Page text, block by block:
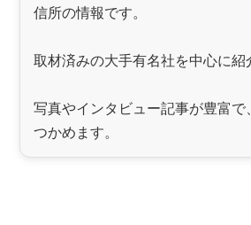
信所の情報です。
取材済みの大手有名社を中心に紹
写真やインタビュー記事が豊富
つかめます。